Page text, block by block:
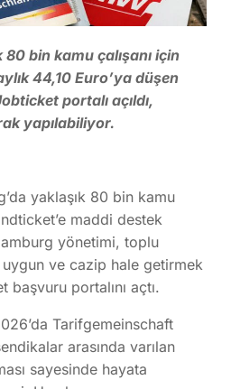
bin kamu çalışanı için
44,10 Euro’ya düşen
portalı açıldı,
yapılabiliyor.
yaklaşık 80 bin kamu
maddi destek
yönetimi, toplu
ve cazip hale getirmek
başvuru portalını açtı.
Tarifgemeinschaft
arasında varılan
sayesinde hayata